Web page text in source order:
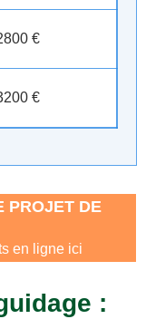
€
€
PROJET DE
en ligne ici
: